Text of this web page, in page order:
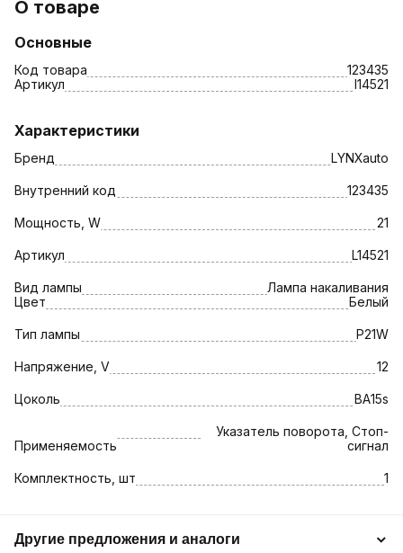
О товаре
Основные
Код товара
123435
Артикул
l14521
Характеристики
Бренд LYNXauto
Внутренний код 123435
Мощность, W 21
Артикул L14521
Вид лампы
Лампа накаливания
Цвет
Белый
Тип лампы P21W
Напряжение, V 12
Цоколь BA15s
Применяемость
Указатель поворота, Стоп-
сигнал
Комплектность, шт 1
Другие предложения и аналоги